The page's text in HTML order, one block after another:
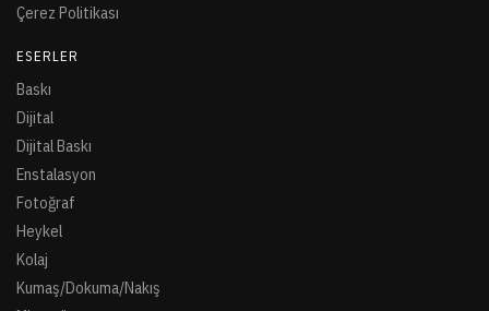
Çerez Politikası
ESERLER
Baskı
Dijital
Dijital Baskı
Enstalasyon
Fotoğraf
Heykel
Kolaj
Kumaş/Dokuma/Nakış